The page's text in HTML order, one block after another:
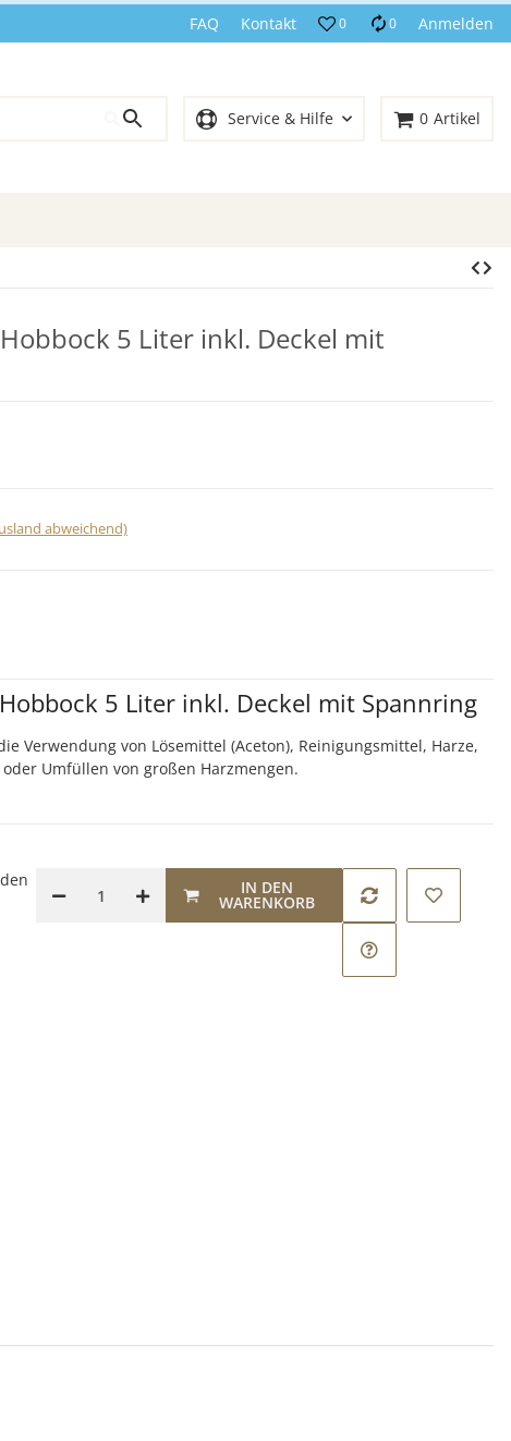
FAQ Kontakt 0 0 Anmelden
Service & Hilfe 0 Artikel
5 Liter inkl. Deckel mit
abweichend)
5 Liter inkl. Deckel mit Spannring
Verwendung von Lösemittel (Aceton), Reinigungsmittel, Harze,
Umfüllen von großen Harzmengen.
IN DEN
WARENKORB